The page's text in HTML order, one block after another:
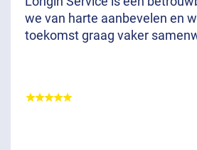
we van harte aanbevelen en
toekomst graag vaker